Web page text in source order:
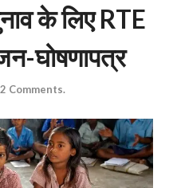
के लिए RTE
घोषणापत्र
Comments.